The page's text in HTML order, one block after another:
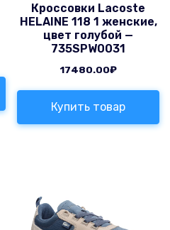
Кроссовки Lacoste
HELAINE 118 1 женские,
цвет голубой —
735SPW0031
17480.00₽
Купить товар